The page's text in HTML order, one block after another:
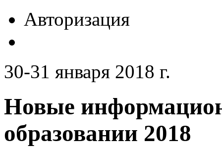
Авторизация
30-31 января 2018 г.
Новые
образовании 2018